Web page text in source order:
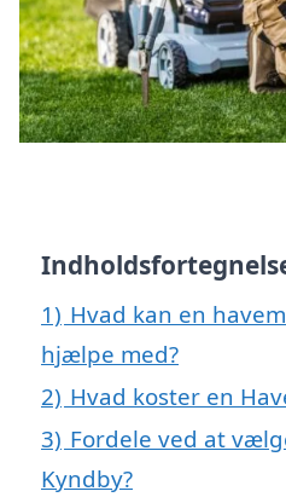
1) Hvad kan en
hjælpe med?
2) Hvad koster en
3) Fordele ved at
Kyndby?